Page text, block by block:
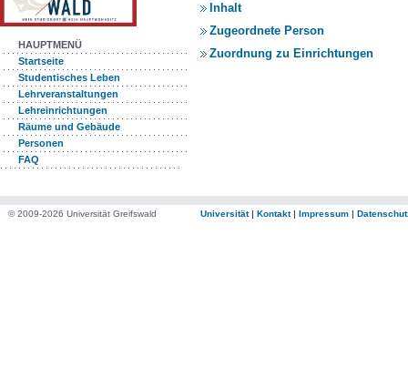
HAUPTMENÜ
Startseite
Studentisches Leben
Lehrveranstaltungen
Lehreinrichtungen
Räume und Gebäude
Personen
FAQ
Inhalt
Zugeordnete Person
Zuordnung zu Einrichtungen
© 2009-2026 Universität Greifswald Universität| Kontakt| Impressum |